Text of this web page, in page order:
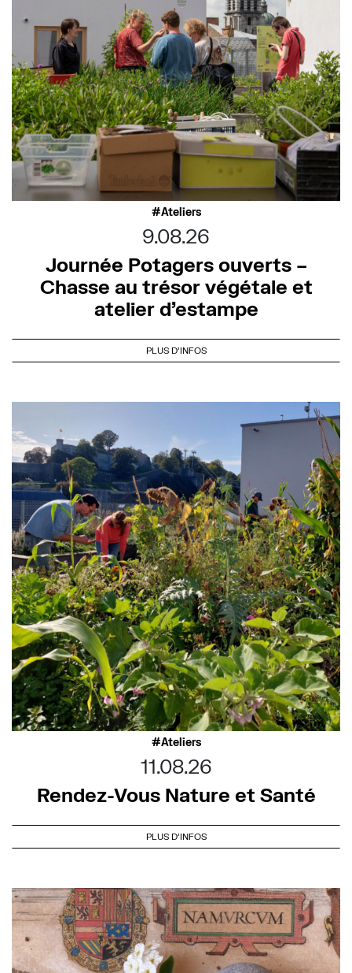
Ateliers
9.08.26
Journée Potagers ouverts –
Chasse au trésor végétale et
atelier d’estampe
PLUS D'INFOS
Ateliers
11.08.26
Rendez-Vous Nature et Santé
PLUS D'INFOS